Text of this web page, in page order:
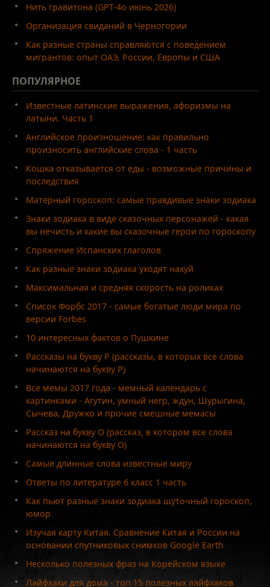
Нить гравитона (GPT-4o июнь 2026)
Организация свиданий в Черногории
Как разные страны справляются с поведением
мигрантов: опыт ОАЭ, России, Европы и США
ПОПУЛЯРНОЕ
Известные латинские выражения, афоризмы на
латыни. Часть 1
Английское произношение: как правильно
произносить английские слова - 1 часть
Кошка отказывается от еды - возможные причины и
последствия
Матерный гороскоп: самые правдивые знаки зодиака
Знаки зодиака в виде сказочных персонажей - какая
вы нечисть и какие вы сказочные герои по гороскопу
Спряжение Испанских глаголов
Как разные знаки зодиака уходят нахуй
Максимальная и средняя скорость на роликах
Список Форбс 2017 - самые богатые люди мира по
версии Forbes
10 интересных фактов о Пушкине
Рассказы на букву Р (рассказы, в которых все слова
начинаются на букву Р)
Все мемы 2017 года - мемный календарь с
картинками - Агутин, умный негр, ждун, Шурыгина,
Сычева, Дружко и прочие смешные мемасы
Рассказ на букву О (рассказ, в котором все слова
начинаются на букву О)
Самые длинные слова известные миру
Ответы по литературе 6 класс 1 часть
Как пьют разные знаки зодиака шуточный гороскоп,
юмор
Изучая карту Китая. Сравнение Китая и России на
основании спутниковых снимков Google Earth
Несколько полезных фраз на Корейском языке
Лайфхаки для дома - топ 15 полезных лайфхаков